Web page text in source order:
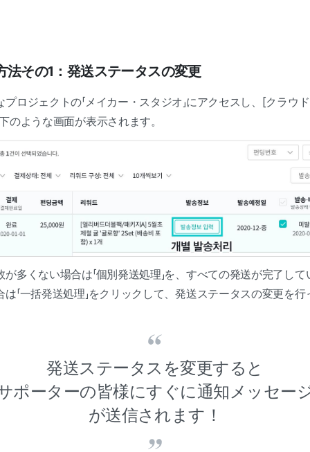
法その1：発送ステータスの変更
ロジェクトの「メイカー・スタジオ」にアクセスし、[クラウ
のような画面が表示されます。
多くない場合は「個別発送処理」を、すべての発送が完了し
「一括発送処理」をクリックして、発送ステータスの変更を
発送ステータスを変更すると
ポーターの皆様にすぐに通知メッセー
が送信されます！